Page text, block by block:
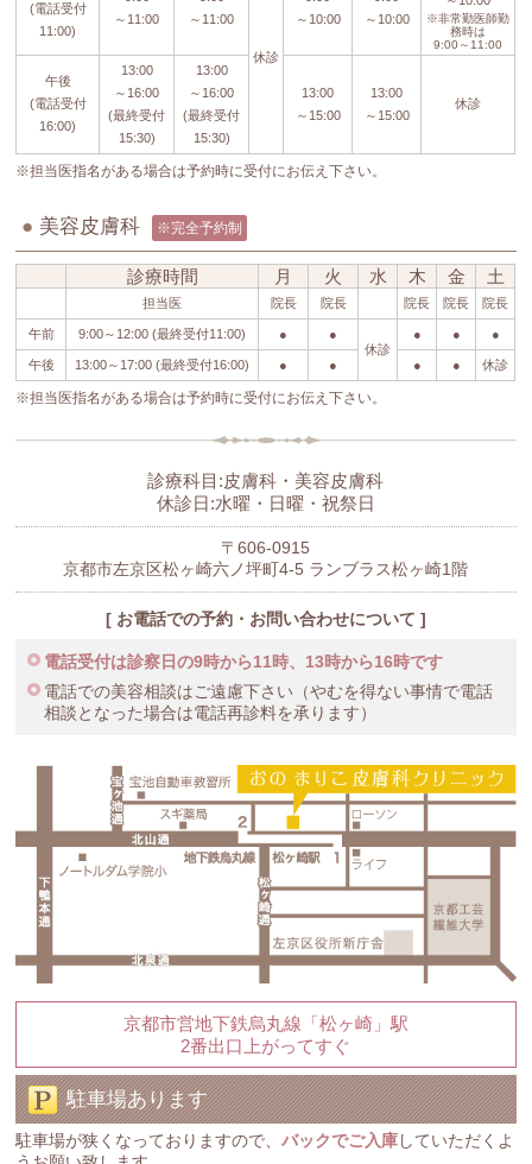
(電話受付
11:00)
～11:00
～11:00
休診
～10:00
～10:00
※非常勤医師勤
務時は
9:00～11:00
午後
(電話受付
16:00)
13:00
～16:00
(最終受付
15:30)
13:00
～16:00
(最終受付
15:30)
13:00
～15:00
13:00
～15:00
休診
※担当医指名がある場合は予約時に受付にお伝え下さい。
● 美容皮膚科 ※完全予約制
診療時間 月 火 水 木 金 土
担当医 院長 院長 院長 院長 院長
午前 9:00～12:00 (最終受付11:00) ●
●
休診
● ● ●
午後 13:00～17:00 (最終受付16:00) ● ● ● ● 休診
※担当医指名がある場合は予約時に受付にお伝え下さい。
診療科目:皮膚科・美容皮膚科
休診日:水曜・日曜・祝祭日
〒606-0915
京都市左京区松ヶ崎六ノ坪町4-5 ランブラス松ヶ崎1階
[ お電話での予約・お問い合わせについて ]
電話受付は診察日の9時から11時、13時から16時です
電話での美容相談はご遠慮下さい（やむを得ない事情で電話
相談となった場合は電話再診料を承ります）
京都市営地下鉄烏丸線「松ヶ崎」駅
2番出口上がってすぐ
駐車場あります
駐車場が狭くなっておりますので、バックでご入庫していただくよ